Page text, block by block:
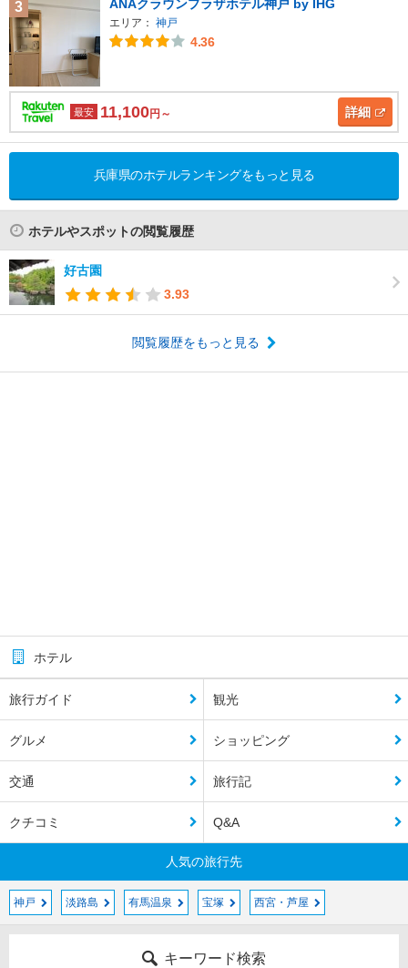
3 ANAクラウンプラザホテル神戸 by IHG
エリア： 神戸
4.36
最安 11,100円～ 詳細
兵庫県のホテルランキングをもっと見る
ホテルやスポットの閲覧履歴
好古園
3.93
閲覧履歴をもっと見る
ホテル
旅行ガイド 観光
グルメ ショッピング
交通 旅行記
クチコミ Q&A
人気の旅行先
神戸 淡路島 有馬温泉 宝塚 西宮・芦屋
キーワード検索